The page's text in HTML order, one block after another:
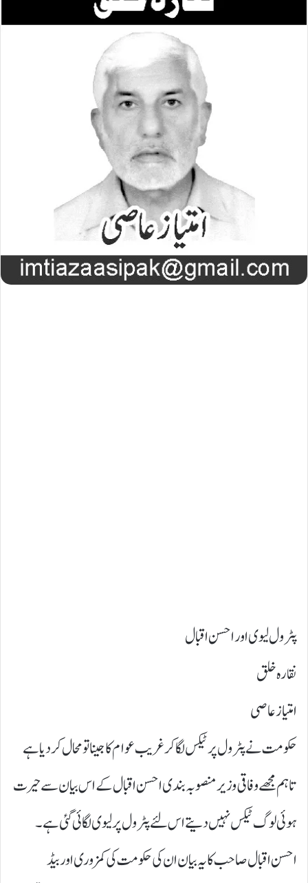
پٹرول لیوی اور احسن اقبال
نقارہ خلق
امتیاز عاصی
حکومت نے پٹرول پر ٹیکس لگا کر غریب عوام کا جینا تو محال کر دیا ہے
تاہم مجھے وفاقی وزیر منصوبہ بندی احسن اقبال کے اس بیان سے حیرت
ہوئی لوگ ٹیکس نہیں دیتے اس لئے پٹرول پر لیوی لگائی گئی ہے۔
احسن اقبال صاحب کا یہ بیان ان کی حکومت کی کمزوری اور بیڈ